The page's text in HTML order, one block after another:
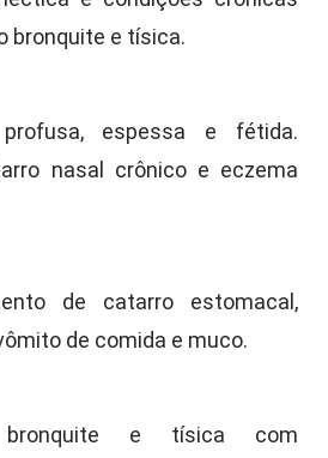
bronquite e tísica.
espessa e fétida.
nasal crônico e eczema
de catarro estomacal,
de comida e muco.
bronquite e tísica com